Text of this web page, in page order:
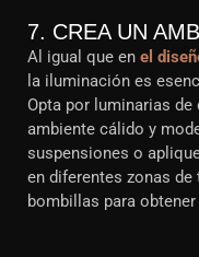
7. CREA UN
Al igual que en el
la iluminación es
Opta por luminarias
ambiente cálido y
suspensiones o
en diferentes zonas
bombillas para